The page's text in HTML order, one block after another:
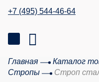
+7 (495) 544-46-64
Главная Каталог
Стропы
Строп